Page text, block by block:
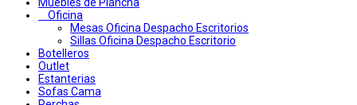
Muebles de Plancha
Oficina
Mesas Oficina Despacho Escritorios
Sillas Oficina Despacho Escritorio
Botelleros
Outlet
Estanterias
Sofas Cama